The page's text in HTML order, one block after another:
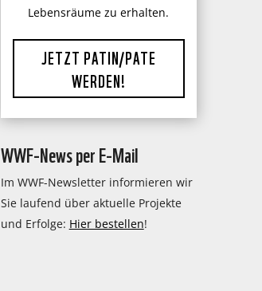
Lebensräume zu erhalten.
JETZT PATIN/PATE
WERDEN!
WWF-News per E-Mail
Im WWF-Newsletter informieren wir
Sie laufend über aktuelle Projekte
und Erfolge: Hier bestellen!